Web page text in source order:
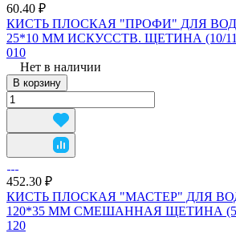
60.40 ₽
КИСТЬ ПЛОСКАЯ "ПРОФИ" ДЛЯ
25*10 ММ ИСКУССТВ. ЩЕТИНА (10/
010
Нет в наличии
В корзину
452.30 ₽
КИСТЬ ПЛОСКАЯ "МАСТЕР" ДЛЯ
120*35 ММ СМЕШАННАЯ ЩЕТИНА (5/
120